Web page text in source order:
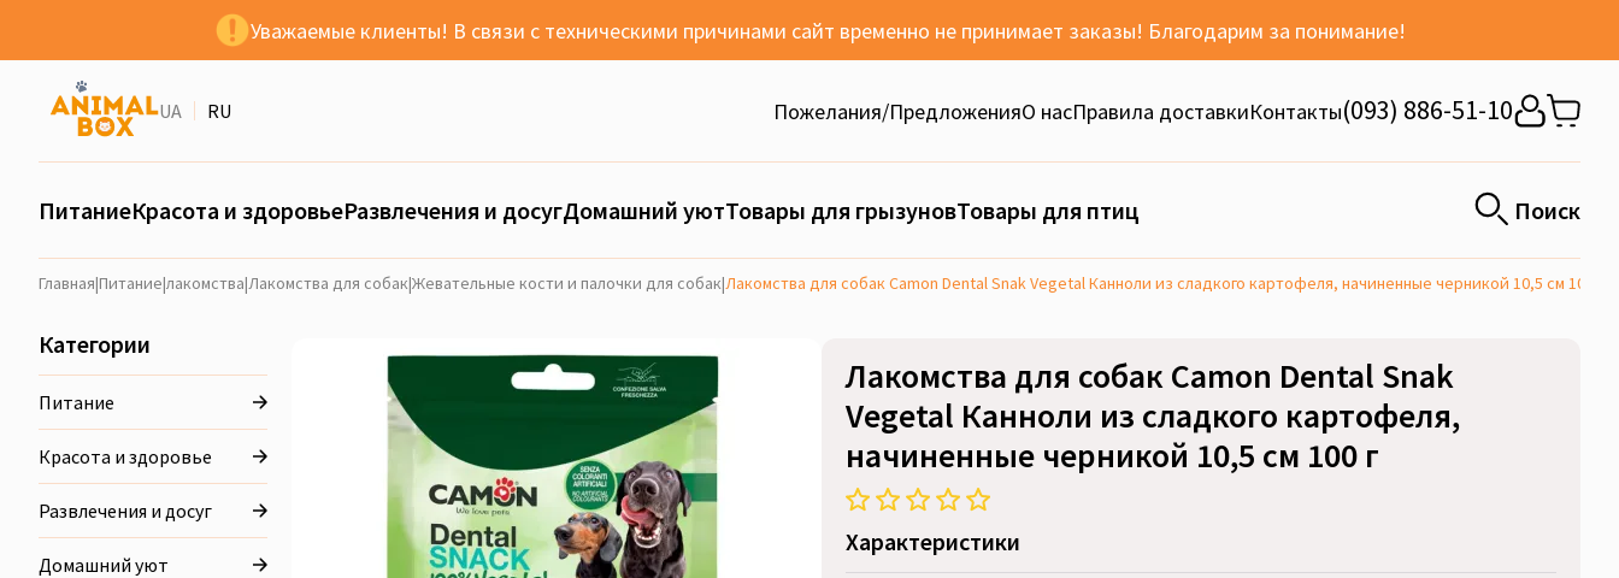
Уважаемые клиенты! В связи с техническими причинами сайт временно не принимает заказы! Благодарим за понимание!
UA RU Пожелания/ПредложенияО насПравила доставкиКонтакты(093) 886-51-10
ПитаниеКрасота и здоровьеРазвлечения и досугДомашний уютТовары для грызуновТовары для птиц Поиск
Главная|Питание|лакомства|Лакомства для собак|Жевательные кости и палочки для собак|Лакомства для собак Camon Dental Snak Vegetal Канноли из сладкого картофеля, начиненные черникой 10,5 см 100 г
Категории
Питание
Красота и здоровье
Развлечения и досуг
Домашний уют
Лакомства для собак Camon Dental Snak
Vegetal Канноли из сладкого картофеля,
начиненные черникой 10,5 см 100 г
Характеристики